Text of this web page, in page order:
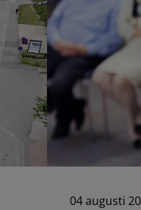
04 augusti